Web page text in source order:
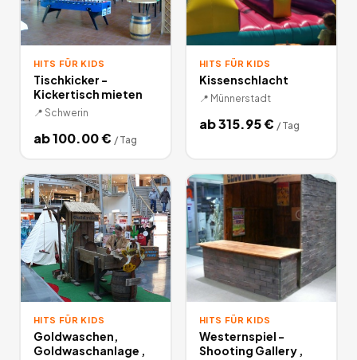
HITS FÜR KIDS
Tischkicker -
Kickertisch mieten
📍 Schwerin
ab100.00€ / Tag
HITS FÜR KIDS
Kissenschlacht
📍 Münnerstadt
ab315.95€ / Tag
HITS FÜR KIDS
Goldwaschen,
Goldwaschanlage ,
HITS FÜR KIDS
Westernspiel -
Shooting Gallery ,